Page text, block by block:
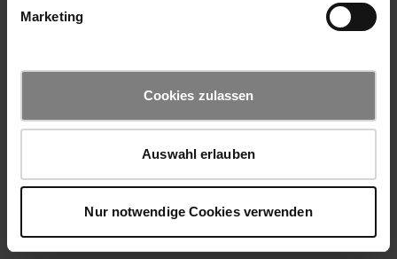
Marketing
Cookies zulassen
Auswahl erlauben
Nur notwendige Cookies verwenden